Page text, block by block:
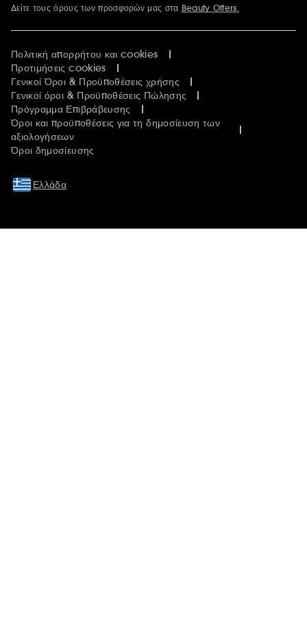
Περισσότερες πληροφορίες
Δείτε τους όρους των προσφορών μας στα Beauty Offers.
Πολιτική απορρήτου και cookies
Προτιμήσεις cookies
Γενικοί Όροι & Προϋποθέσεις χρήσης
Γενικοί όροι & Προϋποθέσεις Πώλησης
Πρόγραμμα Επιβράβευσης
Όροι και προϋποθέσεις για τη δημοσίευση των
αξιολογήσεων
Όροι δημοσίευσης
Ελλάδα